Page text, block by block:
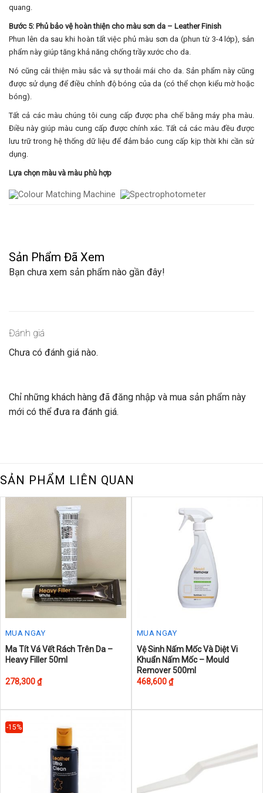
quang.
Bước 5: Phủ bảo vệ hoàn thiện cho màu sơn da – Leather Finish
Phun lên da sau khi hoàn tất việc phủ màu sơn da (phun từ 3-4 lớp), sản
phẩm này giúp tăng khả năng chống trầy xước cho da.
Nó cũng cải thiện màu sắc và sự thoải mái cho da. Sản phẩm này cũng
được sử dụng để điều chỉnh độ bóng của da (có thể chọn kiểu mờ hoặc
bóng).
Tất cả các màu chúng tôi cung cấp được pha chế bằng máy pha màu.
Điều này giúp màu cung cấp được chính xác. Tất cả các màu đều được
lưu trữ trong hệ thống dữ liệu để đảm bảo cung cấp kịp thời khi cần sử
dụng.
Lựa chọn màu và màu phù hợp
Sản Phẩm Đã Xem
Bạn chưa xem sản phẩm nào gần đây!
Đánh giá
Chưa có đánh giá nào.
Chỉ những khách hàng đã đăng nhập và mua sản phẩm này
mới có thể đưa ra đánh giá.
SẢN PHẨM LIÊN QUAN
MUA NGAY
This
product
has
options
Ma Tít Vá Vết Rách Trên Da –
Heavy Filler 50ml
278,300₫
MUA NGAY
Vệ Sinh Nấm Mốc Và Diệt Vi
Khuẩn Nấm Mốc – Mould
Remover 500ml
468,600₫
-15%